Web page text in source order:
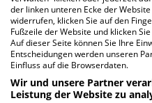
Innere
Anästhesie
der linken unteren Ecke der
widerrufen, klicken Sie auf den
Fußzeile der Website und klicken
Auf dieser Seite können Sie Ihre
Entscheidungen werden unseren
Einfluss auf die Browserdaten.
Wir und unsere Partner
Leistung der Website zu